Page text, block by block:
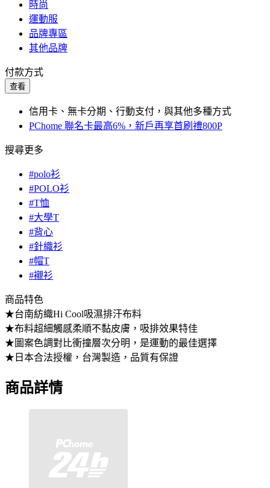
時尚
運動服
品牌專區
其他品牌
付款方式
查看
信用卡、無卡分期、行動支付，與其他多種方式
PChome 聯名卡最高6%，新戶再享首刷禮800P
搜尋更多
#polo衫
#POLO衫
#T恤
#大學T
#背心
#針織衫
#帽T
#襯衫
商品特色
★台南紡織Hi Cool吸濕排汗布料
★布料超細觸感柔順不黏皮膚，吸排效果特佳
★圖案色調對比衝撞層次分明，是運動的最佳選擇
★日本合法授權，台灣製造，品質有保證
商品詳情